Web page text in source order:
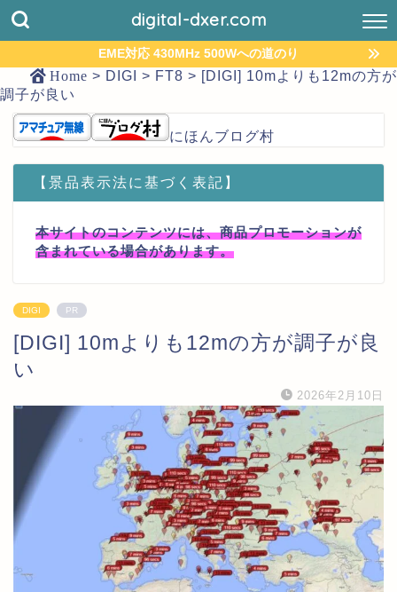
digital-dxer.com
EME対応 430MHz 500Wへの道のり
Home > DIGI > FT8 > [DIGI] 10mよりも12mの方が
調子が良い
にほんブログ村
【景品表示法に基づく表記】
本サイトのコンテンツには、商品プロモーションが
含まれている場合があります。
DIGI PR
[DIGI] 10mよりも12mの方が調子が良
い
2026年2月10日